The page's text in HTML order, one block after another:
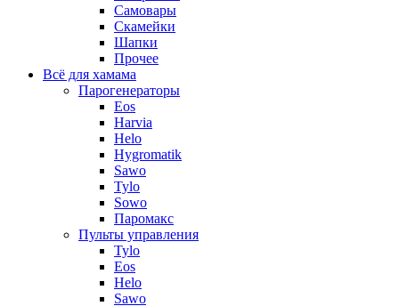
Самовары
Скамейки
Шапки
Прочее
Всё для хамама
Парогенераторы
Eos
Harvia
Helo
Hygromatik
Sawo
Tylo
Sowo
Паромакс
Пульты управления
Tylo
Eos
Helo
Sawo